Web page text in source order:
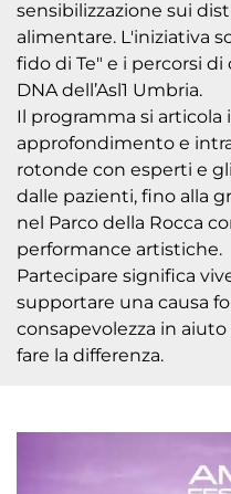
sensibilizzazione sui
alimentare. L'iniziativa
fido di Te" e i percorsi
DNA dell’Asl1 Umbria.
Il programma si articola
approfondimento e
rotonde con esperti e
dalle pazienti, fino alla
nel Parco della Rocca
performance artistiche.
Partecipare significa
supportare una causa
consapevolezza in
fare la differenza.